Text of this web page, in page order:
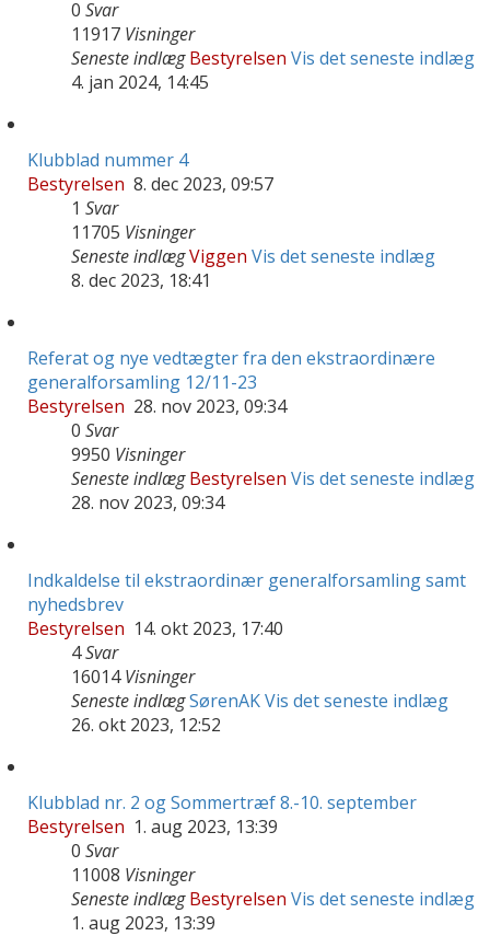
0 Svar
11917 Visninger
Seneste indlægBestyrelsen Vis det seneste indlæg
4. jan 2024, 14:45
Klubblad nummer 4
Bestyrelsen 8. dec 2023, 09:57
1 Svar
11705 Visninger
Seneste indlægViggen Vis det seneste indlæg
8. dec 2023, 18:41
Referat og nye vedtægter fra den ekstraordinære
generalforsamling 12/11-23
Bestyrelsen 28. nov 2023, 09:34
0 Svar
9950 Visninger
Seneste indlægBestyrelsen Vis det seneste indlæg
28. nov 2023, 09:34
Indkaldelse til ekstraordinær generalforsamling samt
nyhedsbrev
Bestyrelsen 14. okt 2023, 17:40
4Svar
16014Visninger
Seneste indlægSørenAKVis det seneste indlæg
26. okt 2023, 12:52
Klubblad nr. 2 og Sommertræf 8.-10. september
Bestyrelsen 1. aug 2023, 13:39
0 Svar
11008 Visninger
Seneste indlægBestyrelsen Vis det seneste indlæg
1. aug 2023, 13:39